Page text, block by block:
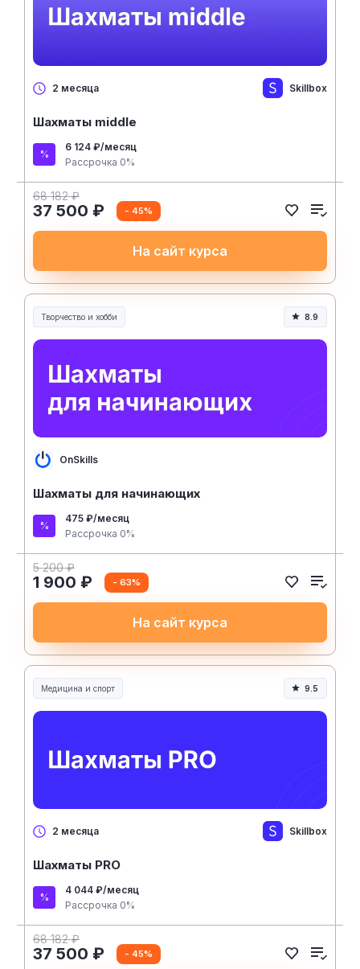
2 месяца Skillbox
Шахматы middle
6 124 ₽/месяц
Рассрочка 0%
68 182 ₽
37 500 ₽ - 45%
На сайт курса
Творчество и хобби
Творчество, контент и хобби
8.9
OnSkills
Шахматы для начинающих
475 ₽/месяц
Рассрочка 0%
5 200 ₽
1 900 ₽ - 63%
На сайт курса
Медицина и спорт
Медицина, спорт и здоровье
9.5
2 месяца Skillbox
Шахматы PRO
4 044 ₽/месяц
Рассрочка 0%
68 182 ₽
37 500 ₽ - 45%